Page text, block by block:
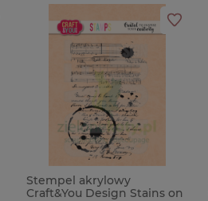
Stempel akrylowy
Craft&You Design Stains on